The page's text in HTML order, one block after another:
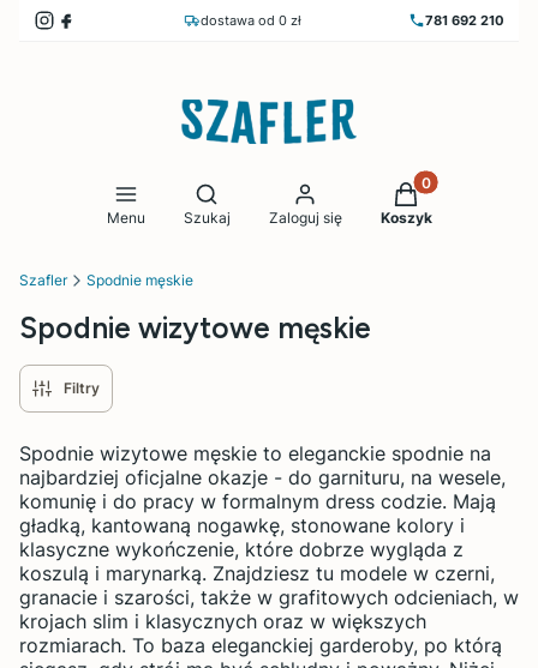
dostawa od 0 zł 781 692 210
Menu
Otwórz wyszukiwarkę
Szukaj Zaloguj się
Produkty w
Koszyk
Szafler Spodnie męskie
Spodnie wizytowe męskie
Filtry
Spodnie wizytowe męskie to eleganckie spodnie na
najbardziej oficjalne okazje - do garnituru, na wesele,
komunię i do pracy w formalnym dress codzie. Mają
gładką, kantowaną nogawkę, stonowane kolory i
klasyczne wykończenie, które dobrze wygląda z
koszulą i marynarką. Znajdziesz tu modele w czerni,
granacie i szarości, także w grafitowych odcieniach, w
krojach slim i klasycznych oraz w większych
rozmiarach. To baza eleganckiej garderoby, po którą